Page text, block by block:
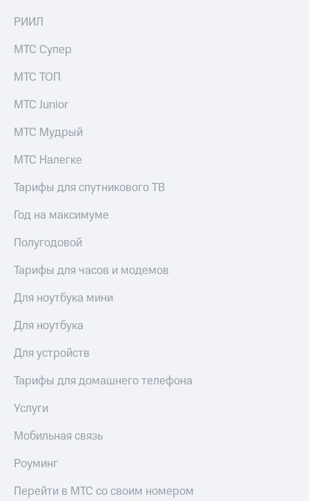
РИИЛ
МТС Супер
МТС ТОП
МТС Junior
МТС Мудрый
МТС Налегке
Тарифы для спутникового ТВ
Год на максимуме
Полугодовой
Тарифы для часов и модемов
Для ноутбука мини
Для ноутбука
Для устройств
Тарифы для домашнего телефона
Услуги
Мобильная связь
Роуминг
Перейти в МТС со своим номером